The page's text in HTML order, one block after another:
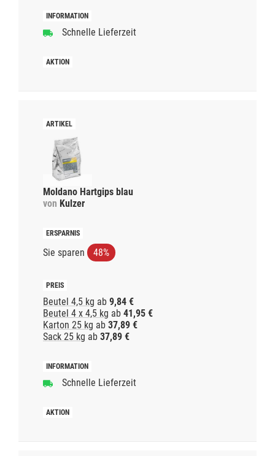
Schnelle Lieferzeit
Moldano Hartgips blau
von Kulzer
Sie sparen 48%
Beutel 4,5 kg ab 9,84 €
Beutel 4 x 4,5 kg ab 41,95 €
Karton 25 kg ab 37,89 €
Sack 25 kg ab 37,89 €
Schnelle Lieferzeit